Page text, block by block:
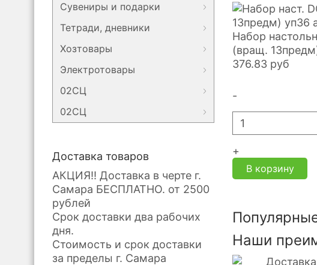
Сувениры и подарки
Тетради, дневники
Хозтовары
Электротовары
02СЦ
02СЦ
Доставка товаров
АКЦИЯ!! Доставка в черте г.
Самара БЕСПЛАТНО. от 2500
рублей
Срок доставки два рабочих
дня.
Стоимость и срок доставки
за пределы г. Самара
Набор
(вращ.
376.83 руб
-
+
В корзину
Наши